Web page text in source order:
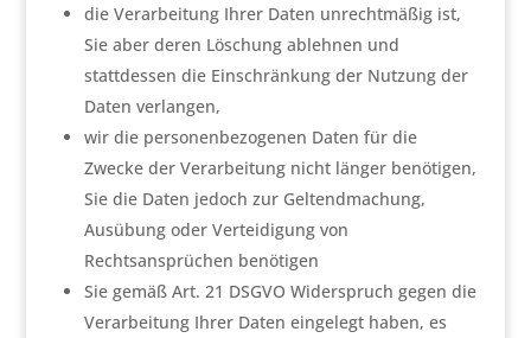
die Verarbeitung Ihrer Daten unrechtmäßig ist,
Sie aber deren Löschung ablehnen und
stattdessen die Einschränkung der Nutzung der
Daten verlangen,
wir die personenbezogenen Daten für die
Zwecke der Verarbeitung nicht länger benötigen,
Sie die Daten jedoch zur Geltendmachung,
Ausübung oder Verteidigung von
Rechtsansprüchen benötigen
Sie gemäß Art. 21 DSGVO Widerspruch gegen die
Verarbeitung Ihrer Daten eingelegt haben, es